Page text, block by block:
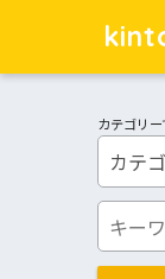
カテゴリ